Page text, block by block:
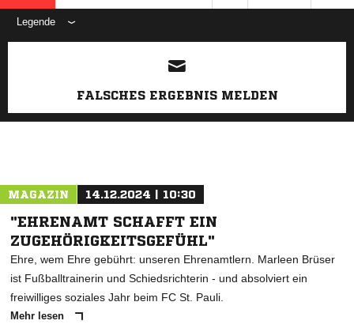
Legende
ANZEIGE
FALSCHES ERGEBNIS MELDEN
MAGAZIN 14.12.2024 | 10:30
"EHRENAMT SCHAFFT EIN
ZUGEHÖRIGKEITSGEFÜHL"
Ehre, wem Ehre gebührt: unseren Ehrenamtlern. Marleen Brüser
ist Fußballtrainerin und Schiedsrichterin - und absolviert ein
freiwilliges soziales Jahr beim FC St. Pauli.
Mehr lesen